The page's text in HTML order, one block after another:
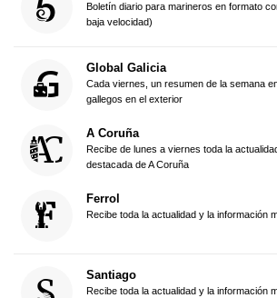
Boletín diario para marineros en formato
baja velocidad)
Global Galicia
Cada viernes, un resumen de la semana
gallegos en el exterior
A Coruña
Recibe de lunes a viernes toda la
destacada de A Coruña
Ferrol
Recibe toda la actualidad y la información
Santiago
Recibe toda la actualidad y la información